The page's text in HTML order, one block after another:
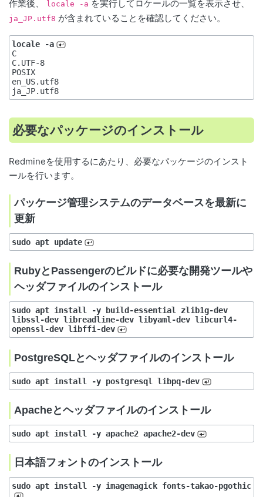
作業後、 locale -a を実行してロケールの一覧を表示させ、
ja_JP.utf8 が含まれていることを確認してください。
locale -a
C
C.UTF-8
POSIX
en_US.utf8
必要なパッケージのインストール
Redmineを使用するにあたり、必要なパッケージのインスト
ールを行います。
パッケージ管理システムのデータベースを最新に
更新
sudo apt update
RubyとPassengerのビルドに必要な開発ツールや
ヘッダファイルのインストール
sudo apt install -y build-essential zlib1g-dev
libssl-dev libreadline-dev libyaml-dev libcurl4-
openssl-dev libffi-dev
PostgreSQLとヘッダファイルのインストール
sudo apt install -y postgresql libpq-dev
Apacheとヘッダファイルのインストール
sudo apt install -y apache2 apache2-dev
日本語フォントのインストール
sudo apt install -y imagemagick fonts-takao-pgothic